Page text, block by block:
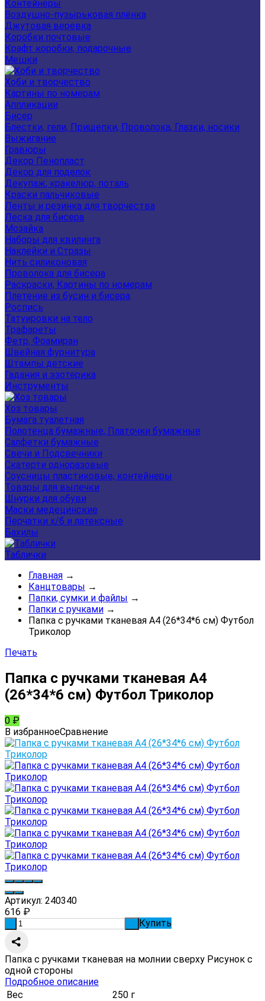
Контейнеры
Воздушно-пузырьковая плёнка
Джутовая веревка
Коробки почтовые
Крафт коробки, подарочные
Мешки
Хоби и творчество
Картины по номерам
Аппликации
Бисер
Блестки, гели, Прищепки, Проволока, Глазки, носики
Выжигание
Гравюры
Декор Пенопласт
Декор для поделок
Декупаж, кракелюр, поталь
Краски пальчиковые
Ленты и резинка для творчества
Леска для бисера
Мозайка
Наборы для квилинга
Наклейки и Стразы
Нить силиконовая
Проволока для бисера
Раскраски, Картины по номерам
Плетение из бусин и бисера
Роспись
Татуировки на тело
Трафареты
Фетр, Фоамиран
Швейная фурнитура
Штампы детские
Гадания и эзотерика
Инструменты
Хоз товары
Бумага туалетная
Полотенца бумажные, Платочки бумажные
Салфетки бумажные
Свечи и Подсвечники
Скатерти одноразовые
Соусницы пластиковые, контейнеры
Товары для выпечки
Шнурки для обуви
Маски медецинские
Перчатки х/б и латексные
Бахилы
Таблички
Главная →
Канцтовары →
Папки, сумки и файлы →
Папки с ручками →
Папка с ручками тканевая А4 (26*34*6 см) Футбол
Триколор
Печать
Папка с ручками тканевая А4
(26*34*6 см) Футбол Триколор
0 ₽
В избранноеСравнение
Артикул: 240340
616 ₽
Купить
Папка с ручками тканевая на молнии сверху Рисунок с
одной стороны
Подробное описание
Вес
250 г